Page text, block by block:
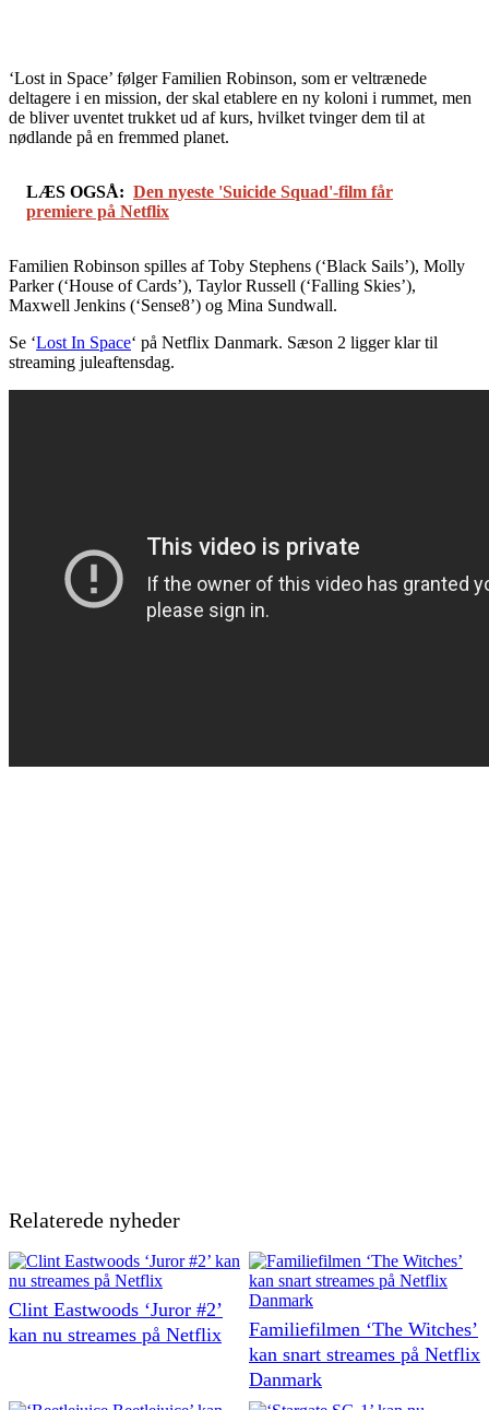
‘Lost in Space’ følger Familien Robinson, som er veltrænede
deltagere i en mission, der skal etablere en ny koloni i rummet, men
de bliver uventet trukket ud af kurs, hvilket tvinger dem til at
nødlande på en fremmed planet.
LÆS OGSÅ: Den nyeste 'Suicide Squad'-film får
premiere på Netflix
Familien Robinson spilles af Toby Stephens (‘Black Sails’), Molly
Parker (‘House of Cards’), Taylor Russell (‘Falling Skies’),
Maxwell Jenkins (‘Sense8’) og Mina Sundwall.
Se ‘Lost In Space‘ på Netflix Danmark. Sæson 2 ligger klar til
streaming juleaftensdag.
Relaterede nyheder
Clint Eastwoods ‘Juror #2’
kan nu streames på Netflix
Familiefilmen ‘The Witches’
kan snart streames på Netflix
Danmark